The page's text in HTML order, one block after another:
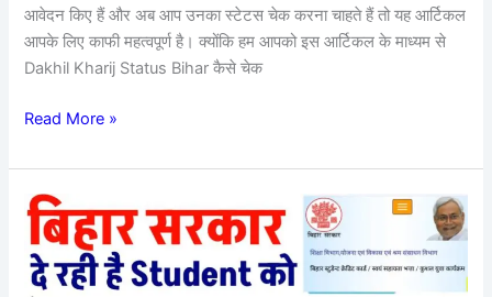
आवेदन किए हैं और अब आप उनका स्टेटस चेक करना चाहते हैं तो यह आर्टिकल
आपके लिए काफी महत्वपूर्ण है। क्योंकि हम आपको इस आर्टिकल के माध्यम से
Dakhil Kharij Status Bihar कैसे चेक
Read More »
Bihar
Bhatta
Yojana
2025